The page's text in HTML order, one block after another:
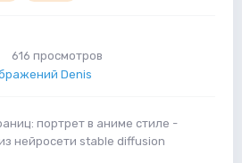
616 просмотров
Denis
портрет в аниме стиле -
нейросети stable diffusion